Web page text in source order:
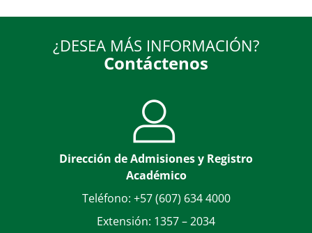
¿DESEA MÁS INFORMACIÓN?
Contáctenos
Dirección de Admisiones y Registro
Académico
Teléfono: +57 (607) 634 4000
Extensión: 1357 – 2034